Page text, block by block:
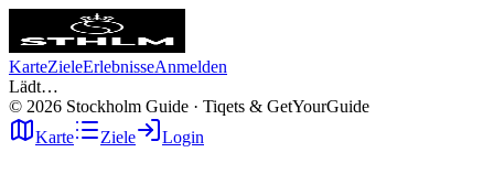
KarteZieleErlebnisseAnmelden
Lädt…
© 2026 Stockholm Guide · Tiqets & GetYourGuide
Karte
Ziele Login